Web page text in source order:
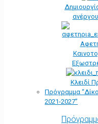
Κλειδί
Πρόγραμμα
2021-2027”